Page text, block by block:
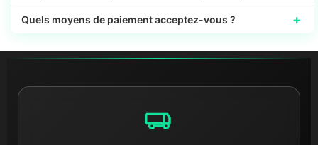
Quels moyens de paiement acceptez-vous ? +